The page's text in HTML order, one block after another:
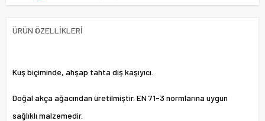
ÜRÜN ÖZELLIKLERI
Kuş biçiminde, ahşap tahta diş kaşıyıcı.
Doğal akça ağacından üretilmiştir. EN 71-3 normlarına uygun
sağlıklı malzemedir.